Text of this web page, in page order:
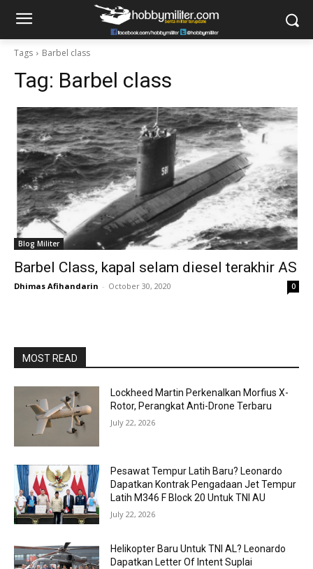
Tags Barbel class
Tag: Barbel class
Blog Militer
Barbel Class, kapal selam diesel terakhir AS
Dhimas Afihandarin - October 30, 2020 0
MOST READ
Lockheed Martin Perkenalkan Morfius X-
Rotor, Perangkat Anti-Drone Terbaru
July 22, 2026
Pesawat Tempur Latih Baru? Leonardo
Dapatkan Kontrak Pengadaan Jet Tempur
Latih M346 F Block 20 Untuk TNI AU
July 22, 2026
Helikopter Baru Untuk TNI AL? Leonardo
Dapatkan Letter Of Intent Suplai